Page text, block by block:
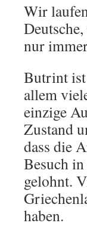
Wir
nur
Butrint
allem
einzige
Zustand
dass die
Besuch
gelohnt.
haben.